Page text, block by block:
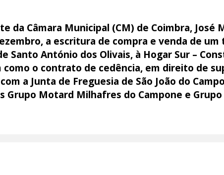
da Câmara Municipal (CM) de Coimbra,
a escritura de compra e venda de
Santo António dos Olivais, à Hogar Sur –
como o contrato de cedência, em direito de
a Junta de Freguesia de São João do
Grupo Motard Milhafres do Campone e